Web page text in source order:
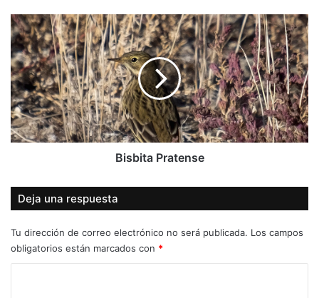
Bisbita
Pratense
Bisbita Pratense
Deja una respuesta
Tu dirección de correo electrónico no será publicada. Los campos
obligatorios están marcados con *